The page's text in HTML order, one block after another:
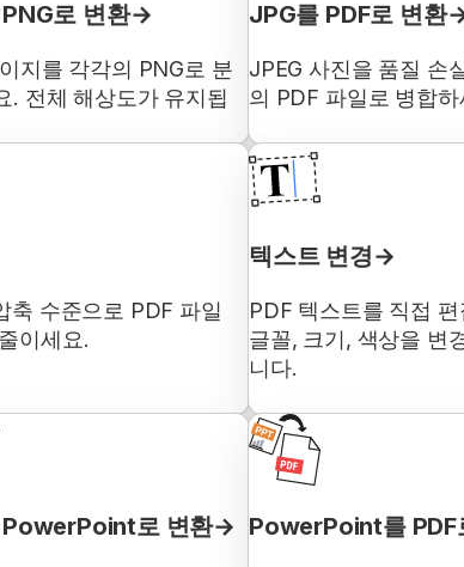
로 변환
지를 각각의 PNG로 분
. 전체 해상도가 유지됩
JPG를 PDF로 변환
JPEG 사진을 품질 손
의 PDF 파일로 병합하
축 수준으로 PDF 파일
이세요.
텍스트 변경
PDF 텍스트를 직접 편
글꼴, 크기, 색상을 변
니다.
PowerPoint로 변환 PowerPoint를 PDF